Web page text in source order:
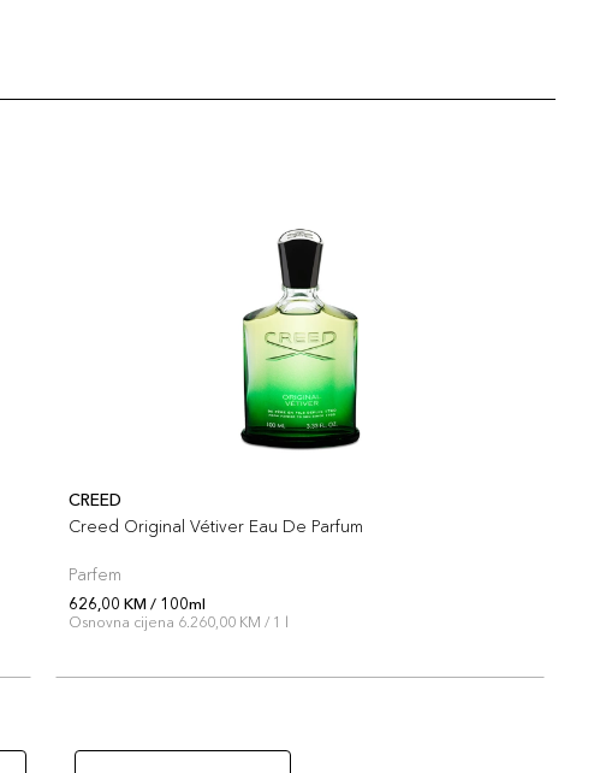
CREED
Creed Original Vétiver Eau De Parfum
Parfem
626,00 KM / 100ml
Osnovna cijena 6.260,00 KM / 1 l